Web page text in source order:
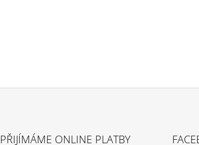
PŘIJÍMÁME ONLINE PLATBY